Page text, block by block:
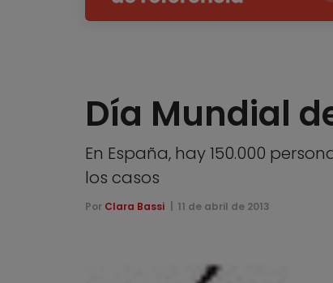
Día Mundial
En España, hay 150.000
los casos
Por Clara Bassi 11 de abril de 2013